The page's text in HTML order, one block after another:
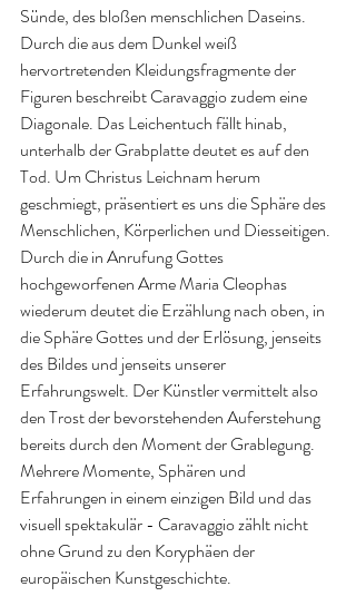
Sünde, des bloßen menschlichen Daseins.
Durch die aus dem Dunkel weiß
hervortretenden Kleidungsfragmente der
Figuren beschreibt Caravaggio zudem eine
Diagonale. Das Leichentuch fällt hinab,
unterhalb der Grabplatte deutet es auf den
Tod. Um Christus Leichnam herum
geschmiegt, präsentiert es uns die Sphäre des
Menschlichen, Körperlichen und Diesseitigen.
Durch die in Anrufung Gottes
hochgeworfenen Arme Maria Cleophas
wiederum deutet die Erzählung nach oben, in
die Sphäre Gottes und der Erlösung, jenseits
des Bildes und jenseits unserer
Erfahrungswelt. Der Künstler vermittelt also
den Trost der bevorstehenden Auferstehung
bereits durch den Moment der Grablegung.
Mehrere Momente, Sphären und
Erfahrungen in einem einzigen Bild und das
visuell spektakulär - Caravaggio zählt nicht
ohne Grund zu den Koryphäen der
europäischen Kunstgeschichte.